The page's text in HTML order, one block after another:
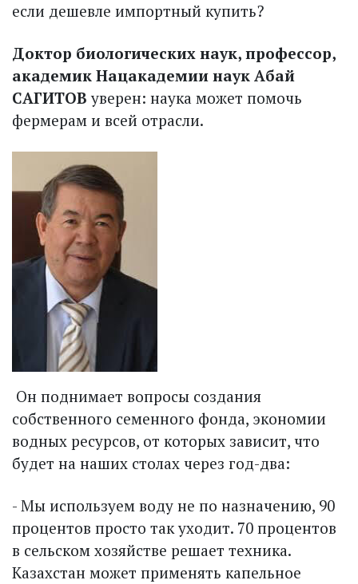
если дешевле импорт­ный купить?
Доктор биологических наук, профессор,
академик Нац­академии наук Абай
САГИТОВ уверен: наука может помочь
фермерам и всей отрасли.
Он поднимает вопросы создания
собственного семенного фонда, экономии
водных ресурсов, от которых зависит, что
будет на наших столах через год-два:
- Мы используем воду не по назначению, 90
процентов просто так уходит. 70 процентов
в сельском хозяйстве решает техника.
Казахстан может применять капельное